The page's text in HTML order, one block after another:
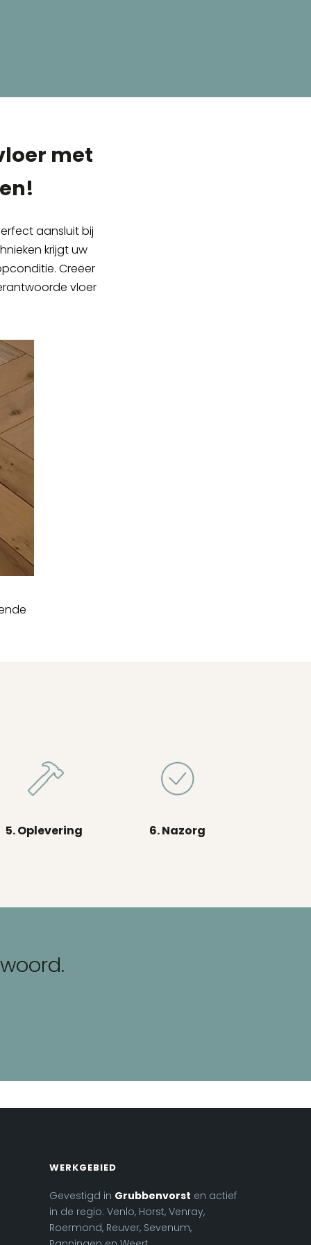
met
aansluit bij
krijgt uw
Creëer
vloer
5. Oplevering 6. Nazorg
WERKGEBIED
Gevestigd in Grubbenvorst en actief
in de regio: Venlo, Horst, Venray,
Roermond, Reuver, Sevenum,